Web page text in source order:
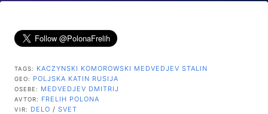
TAGS: KACZYNSKI KOMOROWSKI MEDVEDJEV STALIN
GEO: POLJSKA KATIN RUSIJA
OSEBE: MEDVEDJEV DMITRIJ
AVTOR: FRELIH POLONA
VIR: DELO / SVET